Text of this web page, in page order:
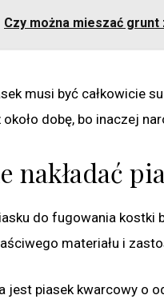
Czy można mieszać
musi być całkowicie
dobę, bo inaczej
nakładać
do fugowania
materiału i
jest piasek kwarcowy o